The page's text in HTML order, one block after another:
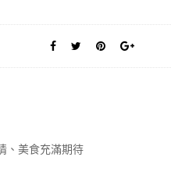
、美食充滿期待